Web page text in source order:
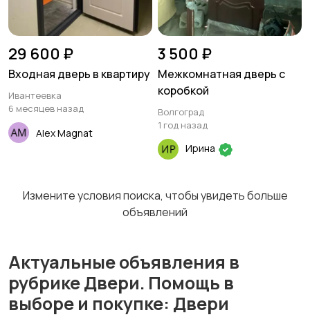
29 600 ₽
Входная дверь в квартиру
Ивантеевка
6 месяцев назад
Alex Magnat
3 500 ₽
Межкомнатная дверь с
коробкой
Волгоград
1 год назад
Ирина
Измените условия поиска, чтобы увидеть больше
объявлений
Актуальные объявления в
рубрике Двери. Помощь в
выборе и покупке: Двери